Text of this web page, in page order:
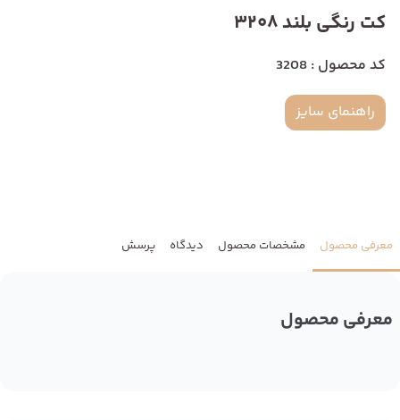
کت رنگی بلند 3208
کد محصول : 3208
راهنمای سایز
معرفی محصول مشخصات محصول دیدگاه پرسش
معرفی محصول